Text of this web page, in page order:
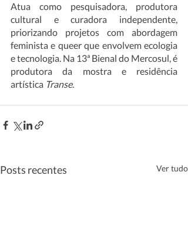
Atua como pesquisadora, produtora
cultural e curadora independente,
priorizando projetos com abordagem
feminista e queer que envolvem ecologia
e tecnologia. Na 13ª Bienal do Mercosul, é
produtora da mostra e residência
artística Transe.
Posts recentes Ver tudo